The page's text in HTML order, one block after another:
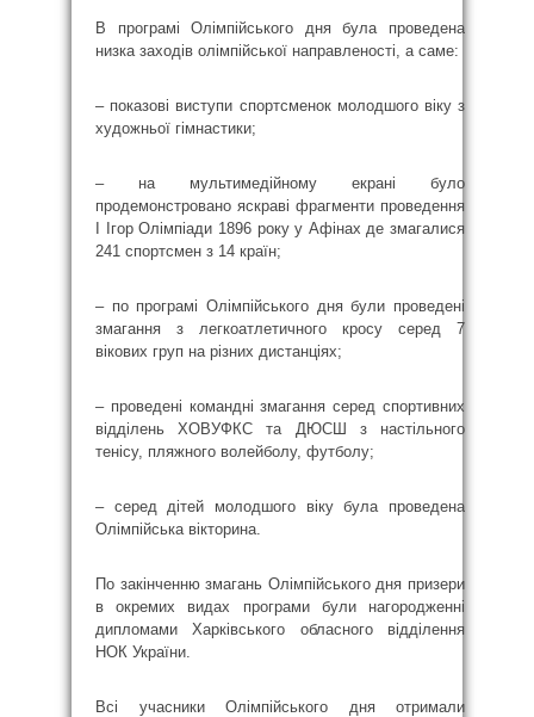
В програмі Олімпійського дня була проведена
низка заходів олімпійської направленості, а саме:
– показові виступи спортсменок молодшого віку з
художньої гімнастики;
– на мультимедійному екрані було
продемонстровано яскраві фрагменти проведення
І Ігор Олімпіади 1896 року у Афінах де змагалися
241 спортсмен з 14 країн;
– по програмі Олімпійського дня були проведені
змагання з легкоатлетичного кросу серед 7
вікових груп на різних дистанціях;
– проведені командні змагання серед спортивних
відділень ХОВУФКС та ДЮСШ з настільного
тенісу, пляжного волейболу, футболу;
– серед дітей молодшого віку була проведена
Олімпійська вікторина.
По закінченню змагань Олімпійського дня призери
в окремих видах програми були нагородженні
дипломами Харківського обласного відділення
НОК України.
Всі учасники Олімпійського дня отримали